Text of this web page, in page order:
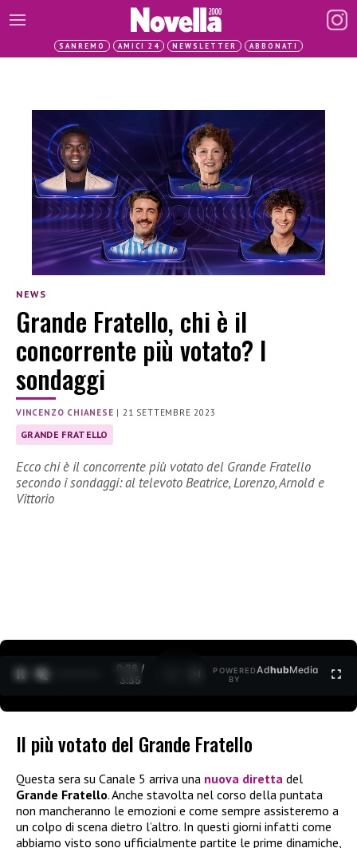
SANREMO AMICI 24 NEWSLETTER ABBONATI
NEWS
Grande Fratello, chi è il
concorrente più votato? I
sondaggi
VINCENZO CHIANESE |21 SETTEMBRE 2023
GRANDE FRATELLO
Ecco chi è il concorrente più votato del Grande Fratello
secondo i sondaggi: al televoto Beatrice, Lorenzo, Arnold e
Vittorio
0:30 /
3:35
POWERED
BY
AdhubMedia
Il più votato del Grande Fratello
Questa sera su Canale 5 arriva una nuova diretta del
Grande Fratello. Anche stavolta nel corso della puntata
non mancheranno le emozioni e come sempre assisteremo a
un colpo di scena dietro l’altro. In questi giorni infatti come
abbiamo visto sono ufficialmente partite le prime dinamiche,